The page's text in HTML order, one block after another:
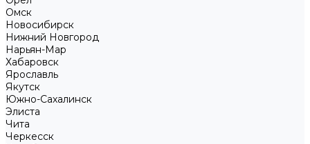
Омск
Новосибирск
Нижний Новгород
Нарьян-Мар
Хабаровск
Ярославль
Якутск
Южно-Сахалинск
Элиста
Чита
Черкесск